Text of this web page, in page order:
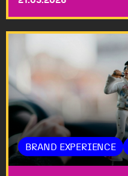
BRAND EXPERIENCE